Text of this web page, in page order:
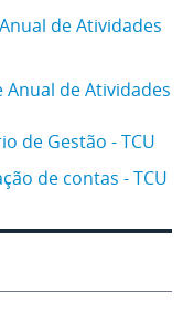
de Atividades
Anual de Atividades
de Gestão - TCU
de contas - TCU